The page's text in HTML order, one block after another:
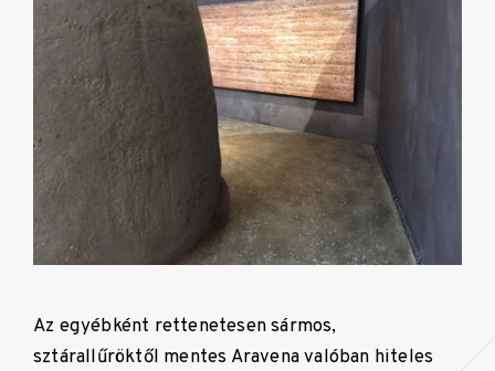
Az egyébként rettenetesen sármos,
sztárallűröktől mentes Aravena valóban hiteles